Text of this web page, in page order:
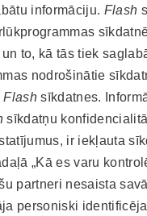
informāciju. Flash
to, kā tās tiek
nodrošinātie
Flash sīkdatnes.
sīkdatņu
ir iekļauta
„Kā es varu
partneri nesaista
personiski